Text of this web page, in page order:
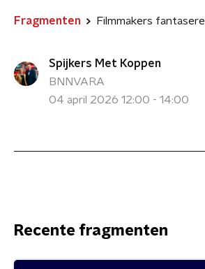
Fragmenten
Spijkers Met Koppen
BNNVARA
04 april 2026 12:00 - 14:00
Recente fragmenten